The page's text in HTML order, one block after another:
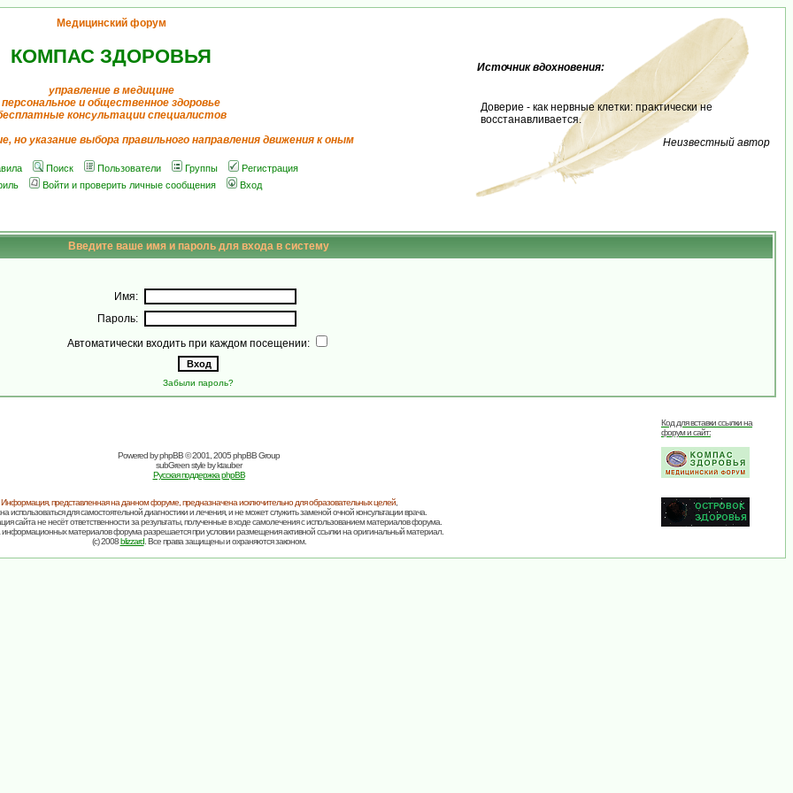
Медицинский форум
КОМПАС ЗДОРОВЬЯ
управление в медицине
персональное и общественное здоровье
консультации специалистов
но указание выбора правильного направления движения к оным
Поиск Пользователи Группы
Регистрация
Войти и проверить личные сообщения Вход
Источник вдохновения:
Доверие - как нервные клетки: практически не
восстанавливается.
Неизвестный автор
Введите ваше имя и пароль для входа в систему
Имя:
Пароль:
Автоматически входить при каждом посещении:
Забыли пароль?
Powered byphpBB© 2001, 2005 phpBB Group
subGreen style byktauber
Русская поддержка phpBB
Код для вставки ссылки на
форум и сайт:
Информация, представленная на данном форуме, предназначена исключительно для образовательных целей,
использоваться для самостоятельной диагностики и лечения, и не может служить заменой очной консультации врача.
сайта не несёт ответственности за результаты, полученные в ходе самолечения с использованием материалов форума.
информационных материалов форума разрешается при условии размещения активной ссылки на оригинальный материал.
(c) 2008blizzard. Все права защищены и охраняются законом.